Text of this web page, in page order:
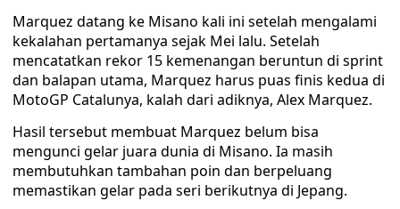
Marquez datang ke Misano kali ini setelah mengalami
kekalahan pertamanya sejak Mei lalu. Setelah
mencatatkan rekor 15 kemenangan beruntun di sprint
dan balapan utama, Marquez harus puas finis kedua di
MotoGP Catalunya, kalah dari adiknya, Alex Marquez.
Hasil tersebut membuat Marquez belum bisa
mengunci gelar juara dunia di Misano. Ia masih
membutuhkan tambahan poin dan berpeluang
memastikan gelar pada seri berikutnya di Jepang.